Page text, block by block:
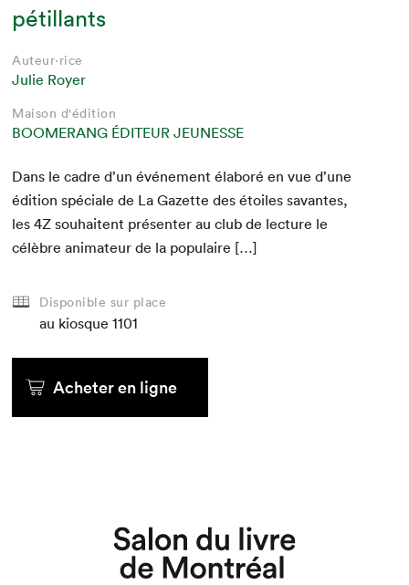
Que cherchez-vous?
pétillants
Auteur·rice
Julie Royer
Maison d'édition
BOOMERANG ÉDITEUR JEUNESSE
Dans le cadre d’un événe­ment élaboré en vue d’une
édi­tion spé­ciale de La Gazette des étoiles savantes,
les4Z souhait­ent présen­ter au club de lec­ture le
célèbre ani­ma­teur de la populaire […]
Disponible sur place
au kiosque 1101
Acheter en ligne